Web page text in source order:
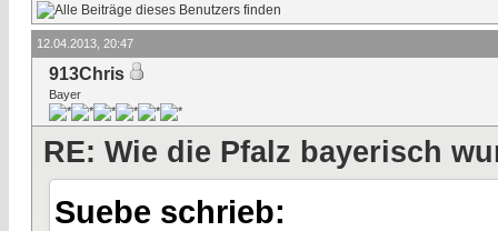
12.04.2013, 20:47
913Chris
Bayer
RE: Wie die Pfalz bayerisch
Suebe schrieb: